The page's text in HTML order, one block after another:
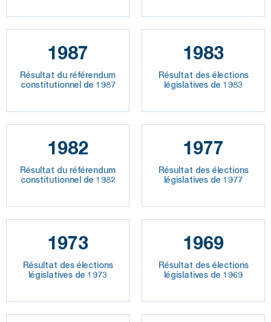
1987
Résultat du référendum
constitutionnel de 1987
1983
Résultat des élections
législatives de 1983
1982
Résultat du référendum
constitutionnel de 1982
1977
Résultat des élections
législatives de 1977
1973
Résultat des élections
législatives de 1973
1969
Résultat des élections
législatives de 1969